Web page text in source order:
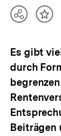
Teilen
Es gibt
durch
Beiträgen